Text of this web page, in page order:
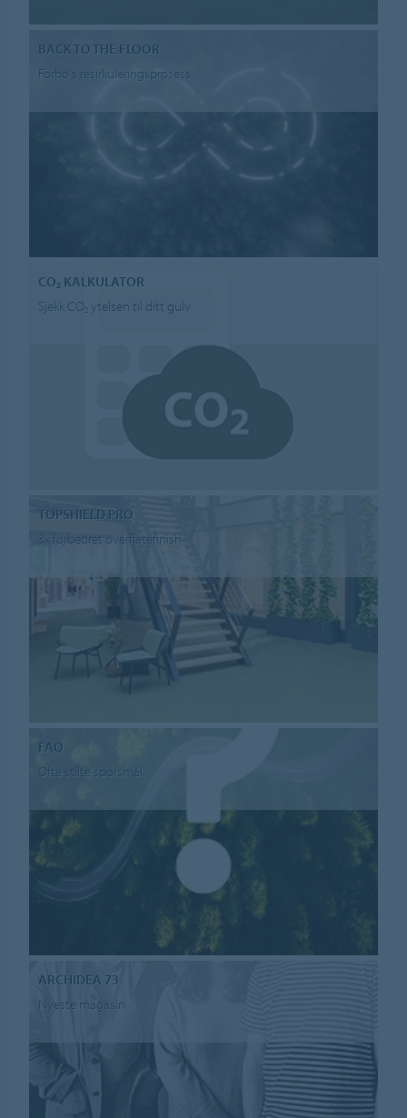
BACK TO THE FLOOR
Forbo's resirkuleringsprosess
CO₂ KALKULATOR
Sjekk CO₂ ytelsen til ditt gulv
TOPSHIELD PRO
3x forbedret overflatefinish
FAQ
Ofte stilte spørsmål
ARCHIDEA 73
Nyeste magasin